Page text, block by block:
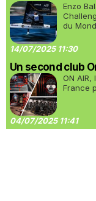
Enzo
du
14/07/2025 11:30
Un second club
ON
France
04/07/2025 11:41